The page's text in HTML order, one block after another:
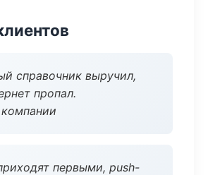
справочник выручил,
пропал.
первыми, push-